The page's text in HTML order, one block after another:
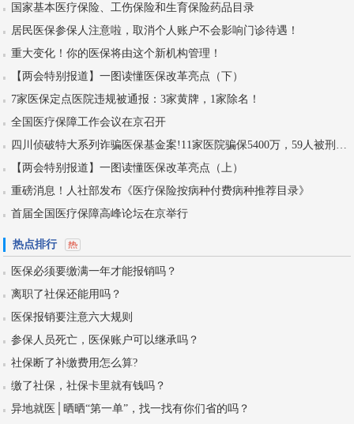
国家基本医疗保险、工伤保险和生育保险药品目录
居民医保参保人注意啦，取消个人账户不会影响门诊待遇！
重大变化！你的医保将由这个新机构管理！
【两会特别报道】一图读懂医保改革亮点（下）
7家医保定点医院违规被通报：3家黄牌，1家除名！
全国医疗保障工作会议在京召开
【两会特别报道】一图读懂医保改革亮点（上）
重磅消息！人社部发布《医疗保险按病种付费病种推荐目录》
首届全国医疗保障高峰论坛在京举行
热点排行
医保必须要缴满一年才能报销吗？
离职了社保还能用吗？
医保报销要注意六大规则
参保人员死亡，医保账户可以继承吗？
社保断了补缴费用怎么算?
缴了社保，社保卡里就有钱吗？
异地就医│晒晒“第一单”，找一找有你们省的吗？